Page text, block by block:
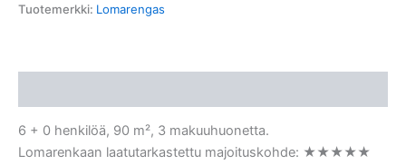
Tuotemerkki: Lomarengas
6 + 0 henkilöä, 90 m², 3 makuuhuonetta.
Lomarenkaan laatutarkastettu majoituskohde: ★★★★★